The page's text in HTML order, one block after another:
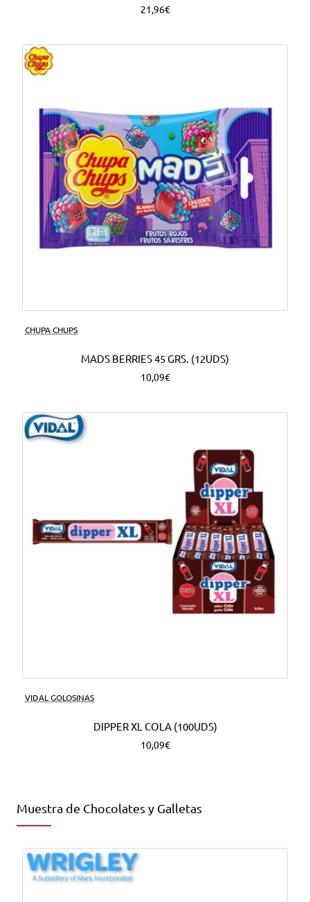
21,96€
CHUPA CHUPS
MADS BERRIES 45 GRS. (12UDS)
10,09€
VIDAL GOLOSINAS
DIPPER XL COLA (100UDS)
10,09€
Muestra de Chocolates y Galletas